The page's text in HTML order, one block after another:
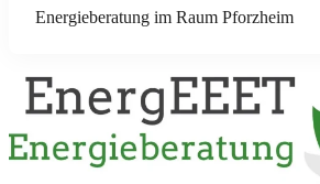
Energieberatung im Raum Pforzheim